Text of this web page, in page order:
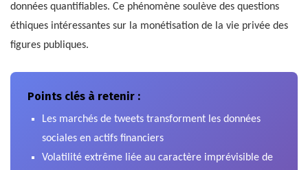
données quantifiables. Ce phénomène soulève des questions
éthiques intéressantes sur la monétisation de la vie privée des
figures publiques.
Points clés à retenir :
Les marchés de tweets transforment les données
sociales en actifs financiers
Volatilité extrême liée au caractère imprévisible de